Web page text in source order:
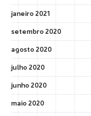
janeiro 2021
setembro 2020
agosto 2020
julho 2020
junho 2020
maio 2020